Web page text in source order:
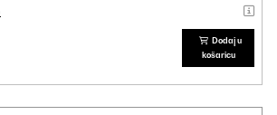
Dodaj u
košaricu